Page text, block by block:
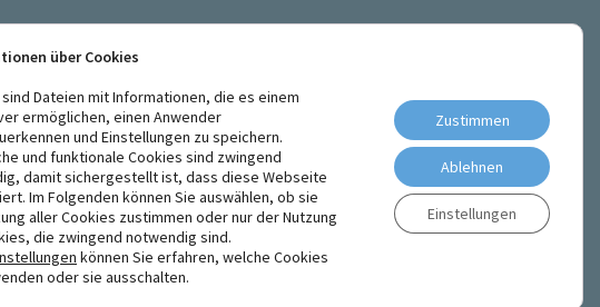
über Cookies
Dateien mit Informationen, die es einem
ermöglichen, einen Anwender
und Einstellungen zu speichern.
und funktionale Cookies sind zwingend
damit sichergestellt ist, dass diese Webseite
Im Folgenden können Sie auswählen, ob sie
aller Cookies zustimmen oder nur der Nutzung
die zwingend notwendig sind.
können Sie erfahren, welche Cookies
oder sie ausschalten.
Zustimmen
Ablehnen
Einstellungen